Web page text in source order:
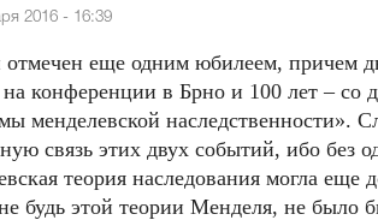
2016 - 16:39
еще одним юбилеем, причем
конференции в Брно и 100 лет – со
менделевской наследственности».
связь этих двух событий, ибо без
теория наследования могла еще
будь этой теории Менделя, не было